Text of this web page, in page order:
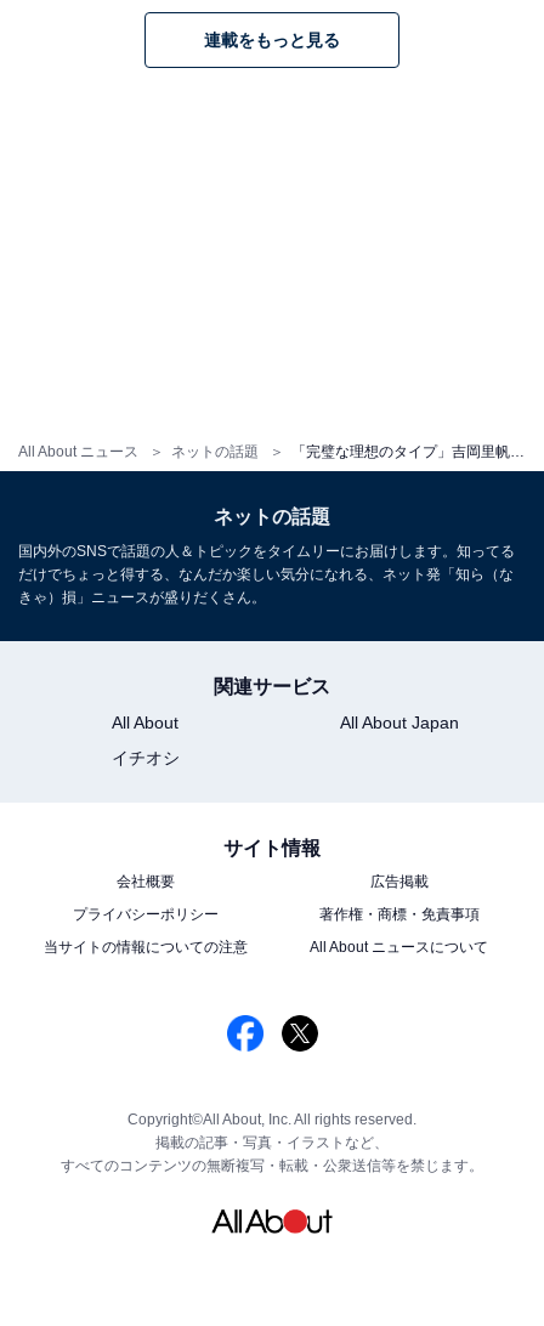
All About ニュース ネットの話題
連載をもっと見る
ネットの話題
国内外のSNSで話題の人＆トピックをタイムリーにお届けします。知ってる
だけでちょっと得する、なんだか楽しい気分になれる、ネット発「知ら（な
きゃ）損」ニュースが盛りだくさん。
関連サービス
All About
All About Japan
イチオシ
サイト情報
会社概要
広告掲載
プライバシーポリシー
著作権・商標・免責事項
当サイトの情報についての注意
All About ニュースについて
Copyright©All About, Inc. All rights reserved.
掲載の記事・写真・イラストなど、
すべてのコンテンツの無断複写・転載・公衆送信等を禁じます。